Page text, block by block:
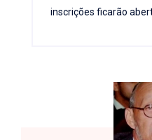
inscrições ficarão